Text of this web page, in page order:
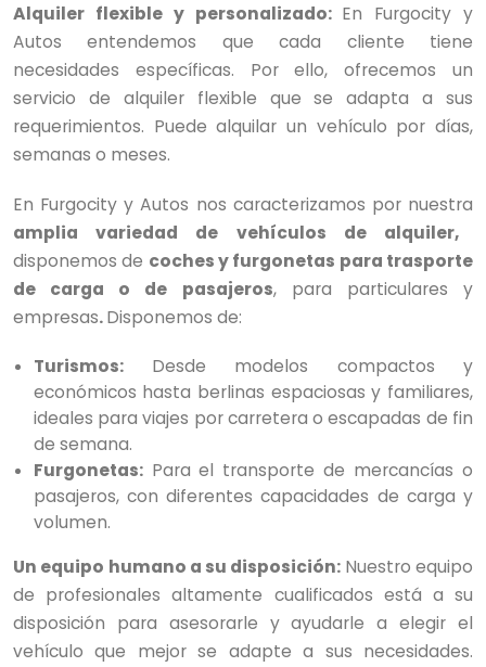
Alquiler flexible y personalizado: En Furgocity y
Autos entendemos que cada cliente tiene
necesidades específicas. Por ello, ofrecemos un
servicio de alquiler flexible que se adapta a sus
requerimientos. Puede alquilar un vehículo por días,
semanas o meses.
En Furgocity y Autos nos caracterizamos por nuestra
amplia variedad de vehículos de alquiler,
disponemos de coches y furgonetas para trasporte
de carga o de pasajeros, para particulares y
empresas.Disponemos de:
Turismos:Desde modelos compactos y
económicos hasta berlinas espaciosas y familiares,
ideales para viajes por carretera o escapadas de fin
de semana.
Furgonetas:Para el transporte de mercancías o
pasajeros, con diferentes capacidades de carga y
volumen.
Un equipo humano a su disposición: Nuestro equipo
de profesionales altamente cualificados está a su
disposición para asesorarle y ayudarle a elegir el
vehículo que mejor se adapte a sus necesidades.